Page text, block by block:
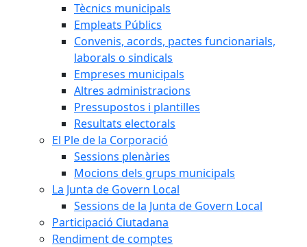
Tècnics municipals
Empleats Públics
Convenis, acords, pactes funcionarials,
laborals o sindicals
Empreses municipals
Altres administracions
Pressupostos i plantilles
Resultats electorals
El Ple de la Corporació
Sessions plenàries
Mocions dels grups municipals
La Junta de Govern Local
Sessions de la Junta de Govern Local
Participació Ciutadana
Rendiment de comptes